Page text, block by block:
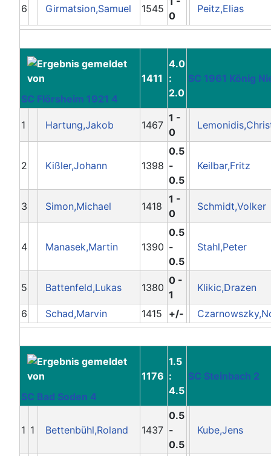
6 Girmatsion,Samuel 1545
0
Peitz,Elias
SC Flörsheim 1921 4
1411
4.0
:
2.0
SC 1961 König
1 Hartung,Jakob 1467
1 -
0
2 Kißler,Johann 1398
0.5
-
0.5
Keilbar,Fritz
3 Simon,Michael 1418
1 -
0
Schmidt,Volker
4 Manasek,Martin 1390
0.5
-
0.5
Stahl,Peter
5 Battenfeld,Lukas 1380
0 -
1
Klikic,Drazen
6 Schad,Marvin 1415 +/-
SC Bad Soden 4
1176
1.5
:
4.5
SC Steinbach 2
1 1 Bettenbühl,Roland 1437
0.5
-
0.5
Kube,Jens